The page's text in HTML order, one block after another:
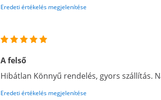
Eredeti értékelés megjelenítése
A felső
Hibátlan Könnyű rendelés, gyors szállítás.
Eredeti értékelés megjelenítése